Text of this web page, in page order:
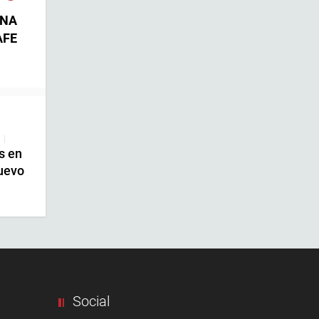
|
en
Social